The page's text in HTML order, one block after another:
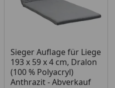
Sieger Auflage für Liege
193 x 59 x 4 cm, Dralon
(100 % Polyacryl)
Anthrazit - Abverkauf
Produkt am Lager